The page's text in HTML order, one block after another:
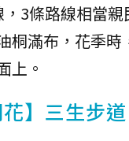
3條路線相當親
桐滿布，花季時
上。
花】三生步道